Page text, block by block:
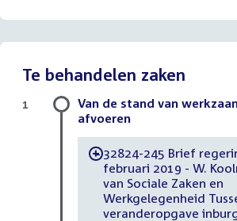
Te behandelen zaken
Van de stand van
afvoeren
-32824-245 Brief
februari 2019 - W.
van Sociale Zaken en
Werkgelegenheid
veranderopgave
1